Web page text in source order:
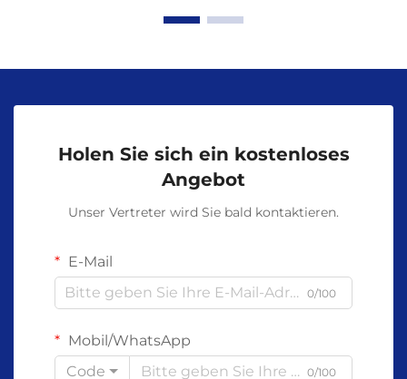
Holen Sie sich ein kostenloses
Angebot
Unser Vertreter wird Sie bald kontaktieren.
E-Mail
0/100
Mobil/WhatsApp
Code
0/100